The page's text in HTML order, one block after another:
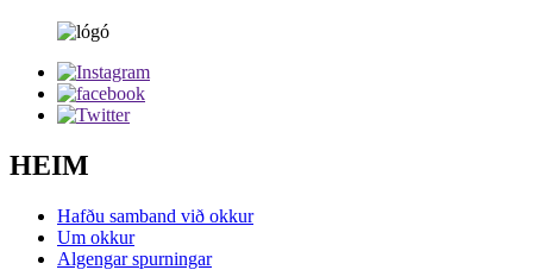
HEIM
Hafðu samband við okkur
Um okkur
Algengar spurningar